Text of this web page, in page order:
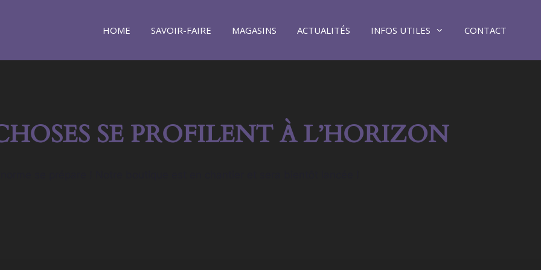
HOME SAVOIR-FAIRE MAGASINS ACTUALITÉS INFOS UTILES CONTACT
SE PROFILENT À L’HORIZON